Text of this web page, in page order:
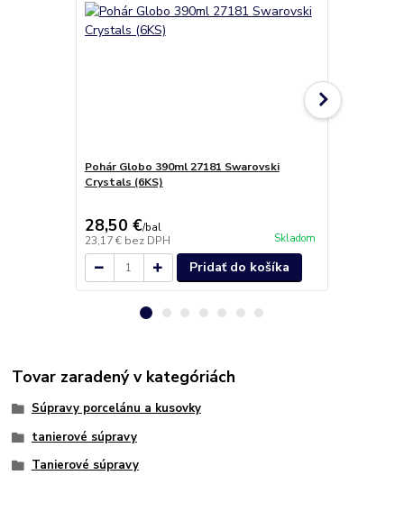
Pohár Globo 390ml 27181 Swarovski
Crystals (6KS)
28,50 €/bal
23,17 € bez DPH Skladom
Pridať do košíka
Tovar zaradený v kategóriách
Súpravy porcelánu a kusovky
tanierové súpravy
Tanierové súpravy